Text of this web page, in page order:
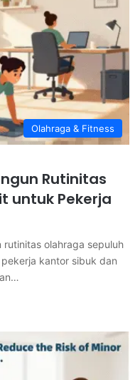
Olahraga & Fitness
Rutinitas
untuk Pekerja
olahraga sepuluh
kantor sibuk dan